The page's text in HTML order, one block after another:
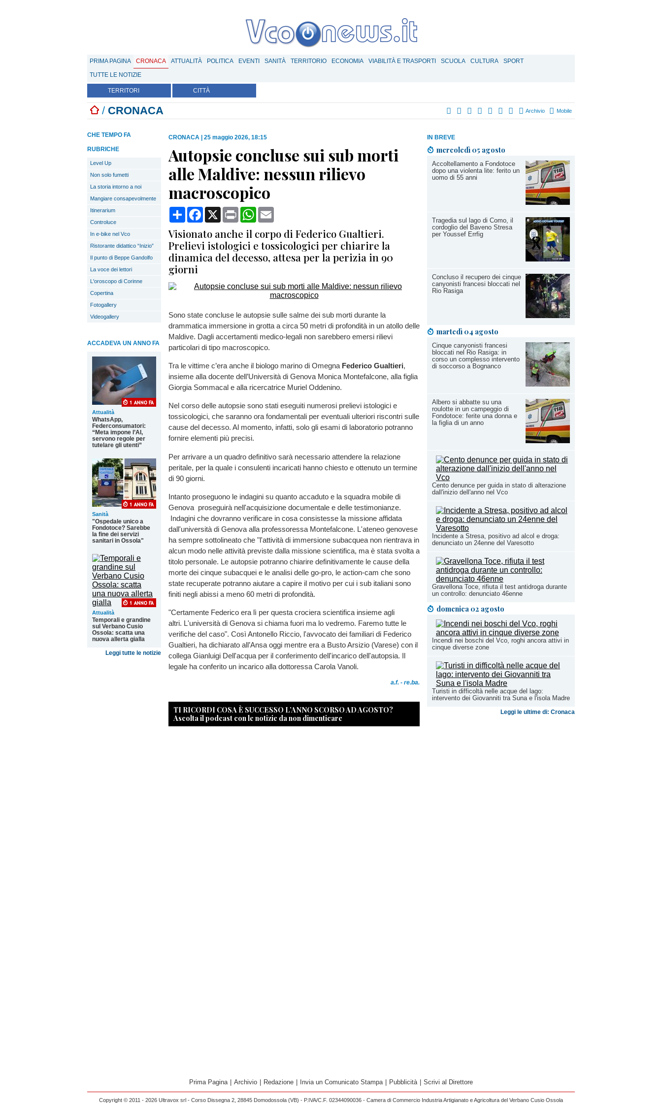
PRIMA PAGINA CRONACA ATTUALITÀ POLITICA EVENTI SANITÀ TERRITORIO ECONOMIA VIABILITÀ E TRASPORTI SCUOLA CULTURA
SPORT
TUTTE LE NOTIZIE
TERRITORI CITTÀ
/ CRONACA Archivio Mobile
IN BREVE
mercoledì 05 agosto
Accoltellamento a Fondotoce
dopo una violenta lite: ferito un
uomo di 55 anni
Tragedia sul lago di Como, il
cordoglio del Baveno Stresa
per Youssef Errfig
Concluso il recupero dei cinque
canyonisti francesi bloccati nel
Rio Rasiga
martedì 04 agosto
Cinque canyonisti francesi
bloccati nel Rio Rasiga: in
corso un complesso intervento
di soccorso a Bognanco
Albero si abbatte su una
roulotte in un campeggio di
Fondotoce: ferite una donna e
la figlia di un anno
Cento denunce per guida in stato di alterazione
dall'inizio dell'anno nel Vco
Incidente a Stresa, positivo ad alcol e droga:
denunciato un 24enne del Varesotto
Gravellona Toce, rifiuta il test antidroga durante
un controllo: denunciato 46enne
domenica 02 agosto
Incendi nei boschi del Vco, roghi ancora attivi in
cinque diverse zone
Turisti in difficoltà nelle acque del lago:
intervento dei Giovanniti tra Suna e l'isola Madre
Leggi le ultime di: Cronaca
CHE TEMPO FA
RUBRICHE
Level Up
Non solo fumetti
La storia intorno a noi
Mangiare consapevolmente
Itinerarium
Controluce
In e-bike nel Vco
Ristorante didattico “Inizio”
Il punto di Beppe Gandolfo
La voce dei lettori
L'oroscopo di Corinne
Copertina
Fotogallery
Videogallery
ACCADEVA UN ANNO FA
Attualità
WhatsApp,
Federconsumatori:
“Meta impone l’AI,
servono regole per
tutelare gli utenti”
Sanità
"Ospedale unico a
Fondotoce? Sarebbe
la fine dei servizi
sanitari in Ossola"
Attualità
Temporali e grandine
sul Verbano Cusio
Ossola: scatta una
nuova allerta gialla
Leggi tutte le notizie
CRONACA 25 maggio 2026, 18:15
Autopsie concluse sui sub morti
alle Maldive: nessun rilievo
macroscopico
CondividiFacebook
X Print WhatsApp
Visionato anche il corpo di Federico Gualtieri.
Prelievi istologici e tossicologici per chiarire la
dinamica del decesso, attesa per la perizia in 90
giorni
Sono state concluse le autopsie sulle salme dei sub morti durante la
drammatica immersione in grotta a circa 50 metri di profondità in un atollo delle
Maldive. Dagli accertamenti medico-legali non sarebbero emersi rilievi
particolari di tipo macroscopico.
Tra le vittime c’era anche il biologo marino di Omegna Federico Gualtieri,
insieme alla docente dell’Università di Genova Monica Montefalcone, alla figlia
Giorgia Sommacal e alla ricercatrice Muriel Oddenino.
Nel corso delle autopsie sono stati eseguiti numerosi prelievi istologici e
tossicologici, che saranno ora fondamentali per eventuali ulteriori riscontri sulle
cause del decesso. Al momento, infatti, solo gli esami di laboratorio potranno
fornire elementi più precisi.
Per arrivare a un quadro definitivo sarà necessario attendere la relazione
peritale, per la quale i consulenti incaricati hanno chiesto e ottenuto un termine
di 90 giorni.
Intanto proseguono le indagini su quanto accaduto e la squadra mobile di
Genova proseguirà nell'acquisizione documentale e delle testimonianze.
Indagini che dovranno verificare in cosa consistesse la missione affidata
dall'università di Genova alla professoressa Montefalcone. L'ateneo genovese
ha sempre sottolineato che "l'attività di immersione subacquea non rientrava in
alcun modo nelle attività previste dalla missione scientifica, ma è stata svolta a
titolo personale. Le autopsie potranno chiarire definitivamente le cause della
morte dei cinque subacquei e le analisi delle go-pro, le action-cam che sono
state recuperate potranno aiutare a capire il motivo per cui i sub italiani sono
finiti negli abissi a meno 60 metri di profondità.
"Certamente Federico era lì per questa crociera scientifica insieme agli
altri. L'università di Genova si chiama fuori ma lo vedremo. Faremo tutte le
verifiche del caso". Così Antonello Riccio, l'avvocato dei familiari di Federico
Gualtieri, ha dichiarato all’Ansa oggi mentre era a Busto Arsizio (Varese) con il
collega Gianluigi Dell'acqua per il conferimento dell'incarico dell'autopsia. Il
legale ha conferito un incarico alla dottoressa Carola Vanoli.
a.f. - re.ba.
TI RICORDI COSA È SUCCESSO L’ANNO SCORSO AD AGOSTO?
Ascolta il podcast con le notizie da non dimenticare
Prima Pagina Archivio Redazione Invia un Comunicato Stampa Pubblicità Scrivi al Direttore
Copyright © 2011 - 2026 Ultravox srl - Corso Dissegna 2, 28845 Domodossola (VB) - P.IVA/C.F. 02344090036 - Camera di Commercio Industria Artigianato e Agricoltura del Verbano Cusio Ossola